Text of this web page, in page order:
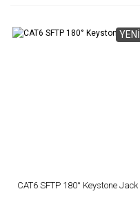
YENİ
CAT6 SFTP 180° Keystone Jack